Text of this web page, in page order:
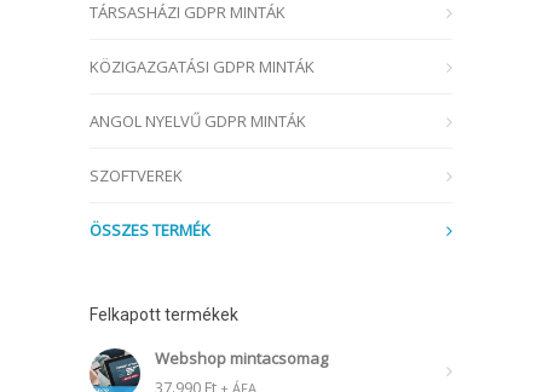
TÁRSASHÁZI GDPR MINTÁK
KÖZIGAZGATÁSI GDPR MINTÁK
ANGOL NYELVŰ GDPR MINTÁK
SZOFTVEREK
ÖSSZES TERMÉK
Felkapott termékek
Webshop mintacsomag
37.990 Ft + ÁFA